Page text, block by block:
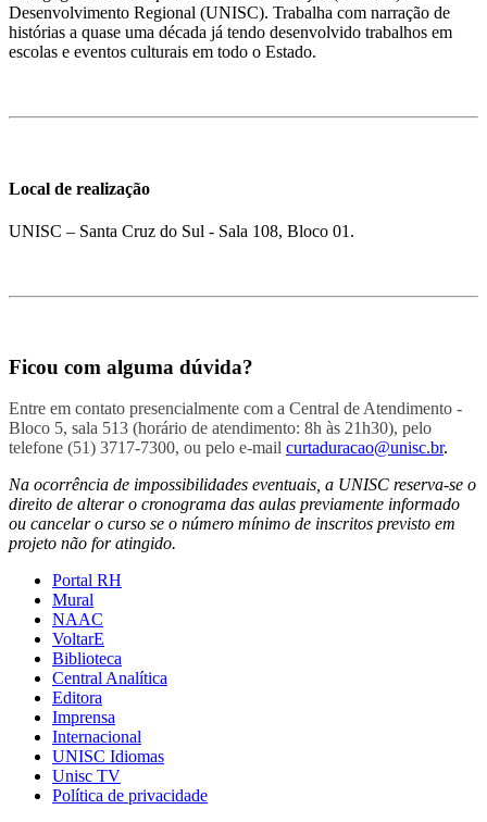
Desenvolvimento Regional (UNISC). Trabalha com narração de
histórias a quase uma década já tendo desenvolvido trabalhos em
escolas e eventos culturais em todo o Estado.
Local de realização
UNISC – Santa Cruz do Sul - Sala 108, Bloco 01.
Ficou com alguma dúvida?
Entre em contato presencialmente com a Central de Atendimento -
Bloco 5, sala 513 (horário de atendimento: 8h às 21h30), pelo
telefone (51) 3717-7300, ou pelo e-mail curtaduracao@unisc.br.
Na ocorrência de impossibilidades eventuais, a UNISC reserva-se o
direito de alterar o cronograma das aulas previamente informado
ou cancelar o curso se o número mínimo de inscritos previsto em
projeto não for atingido.
Portal RH
Mural
NAAC
VoltarE
Biblioteca
Central Analítica
Editora
Imprensa
Internacional
UNISC Idiomas
Unisc TV
Política de privacidade